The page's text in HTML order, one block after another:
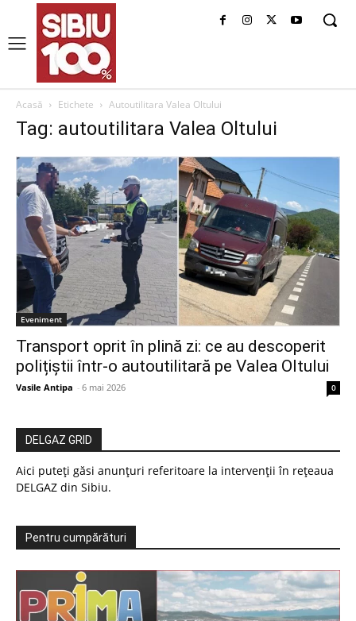
Acasă Etichete Autoutilitara Valea Oltului
Tag: autoutilitara Valea Oltului
Eveniment
Transport oprit în plină zi: ce au descoperit
polițiștii într-o autoutilitară pe Valea Oltului
Vasile Antipa - 6 mai 2026 0
DELGAZ GRID
Aici puteți găsi anunțuri referitoare la intervenții în rețeaua
DELGAZ din Sibiu.
Pentru cumpărături